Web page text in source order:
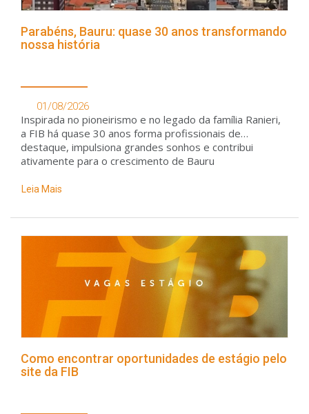
Parabéns, Bauru: quase 30 anos transformando
nossa história
01/08/2026
Inspirada no pioneirismo e no legado da família Ranieri,
a FIB há quase 30 anos forma profissionais de
destaque, impulsiona grandes sonhos e contribui
ativamente para o crescimento de Bauru
Leia Mais
Como encontrar oportunidades de estágio pelo
site da FIB